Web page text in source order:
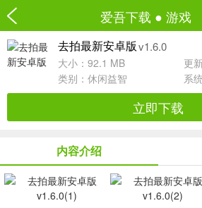
爱吾下载 ● 游戏
去拍最新安卓版 v1.6.0
大小：92.1 MB
更
类别： 休闲益智 系
立即下载
内容介绍